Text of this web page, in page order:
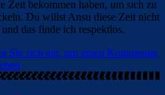
Zeit bekommen haben, um sich zu
Du willst Ansu diese Zeit nicht
und das finde ich respektlos.
Sie sich ein, um einen Kommentar